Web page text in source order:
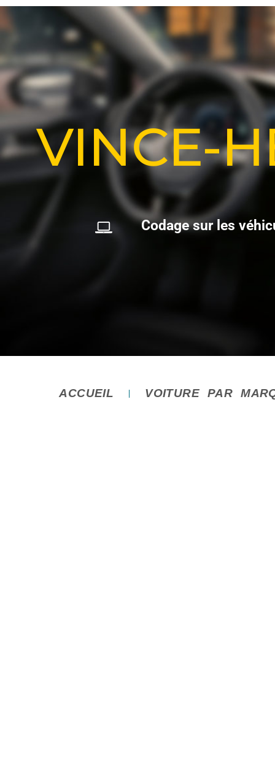
VINCE-
Codage sur les véhic
ACCUEIL VOITURE PAR